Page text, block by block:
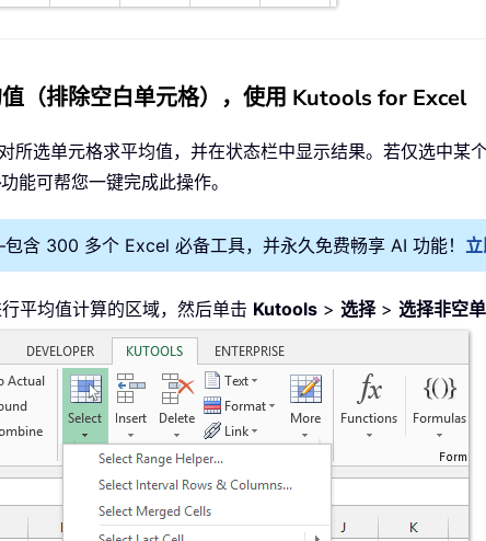
（排除空白单元格），使用 Kutools for Excel
选单元格求平均值，并在状态栏中显示结果。若仅选中某
功能可帮您一键完成此操作。
含 300 多个 Excel 必备工具，并永久免费畅享 AI 功能！ 立
平均值计算的区域，然后单击 Kutools > 选择> 选择非空